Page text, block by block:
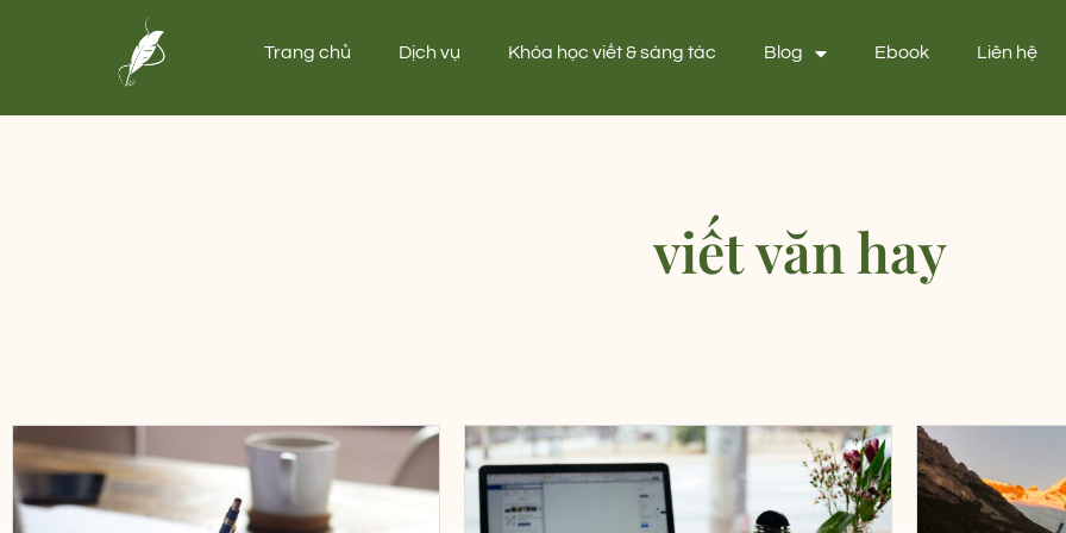
Trang chủ Dịch vụ Khóa học viết & sáng tác Blog Ebook Liên hệ
viết văn hay